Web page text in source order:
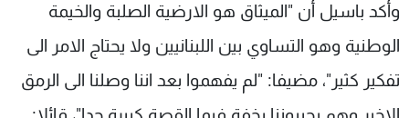
وأكد باسيل أن "الميثاق هو الارضية الصلبة والخيمة
الوطنية وهو التساوي بين اللبنانيين ولا يحتاج الامر الى
تفكير كثير"، مضيفا: "لم يفهموا بعد اننا وصلنا الى الرمق